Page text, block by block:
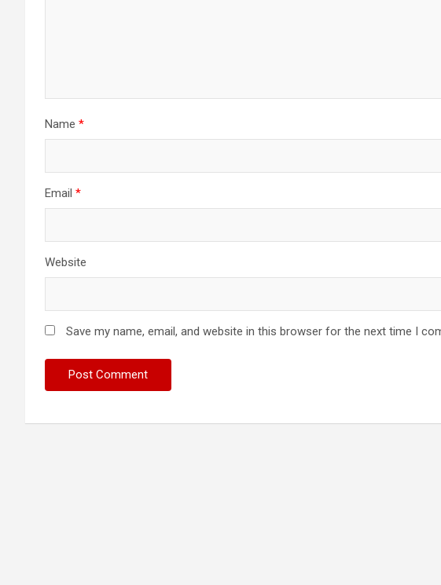
Name *
Email *
Website
Save my name, email, and website in this browser for the next time I